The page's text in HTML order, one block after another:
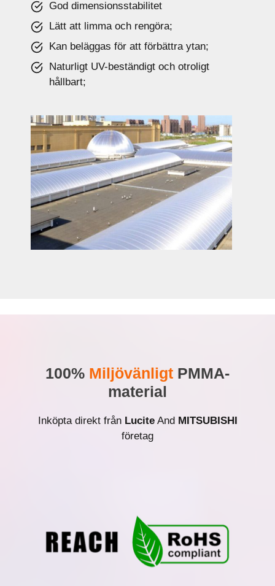
God dimensionsstabilitet
Lätt att limma och rengöra;
Kan beläggas för att förbättra ytan;
Naturligt UV-beständigt och otroligt
hållbart;
100% Miljövänligt PMMA-
material
Inköpta direkt från LuciteAnd MITSUBISHI
företag